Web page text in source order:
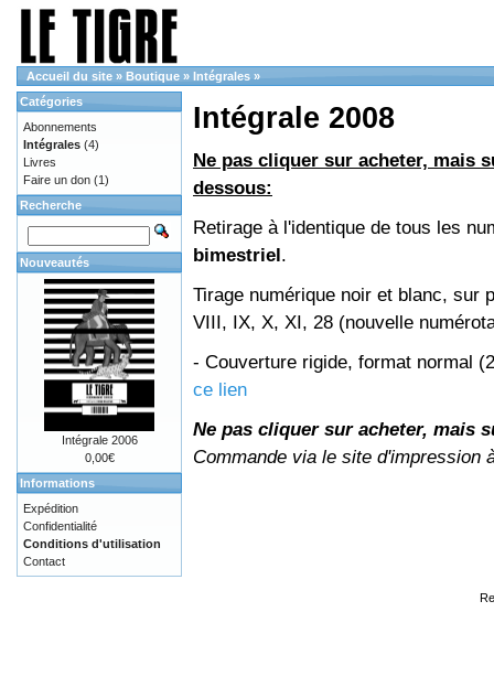
Accueil du site » Boutique » Intégrales »
Intégrale 2008
Ne pas cliquer sur acheter, mais
dessous:
Retirage à l'identique de tous les
bimestriel.
Tirage numérique noir et blanc, sur
VIII, IX, X, XI, 28 (nouvelle
- Couverture rigide, format normal
ce lien
Ne pas cliquer sur acheter, mais
Commande via le site d'impression
Catégories
Abonnements
Intégrales (4)
Livres
Faire un don (1)
Recherche
Nouveautés
Intégrale 2006
0,00€
Informations
Expédition
Confidentialité
Conditions d'utilisation
Contact